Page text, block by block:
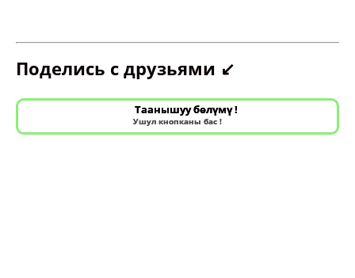
Поделись с друзьями ↙️
Таанышуу бөлүмү !
Ушул кнопканы бас !